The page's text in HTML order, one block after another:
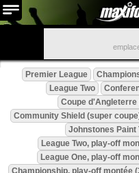
Premier League
League Two
Coupe d'Angleterre
Community Shield (super
Johnstones Paint
League Two, play-off
League One, play-off